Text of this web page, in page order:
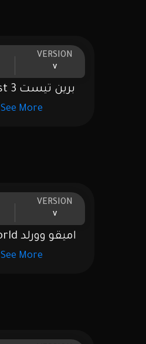
VERSION
v
برين تيست Brain Test 3
See More
VERSION
v
اميقو وورلد AmigoWorld
See More